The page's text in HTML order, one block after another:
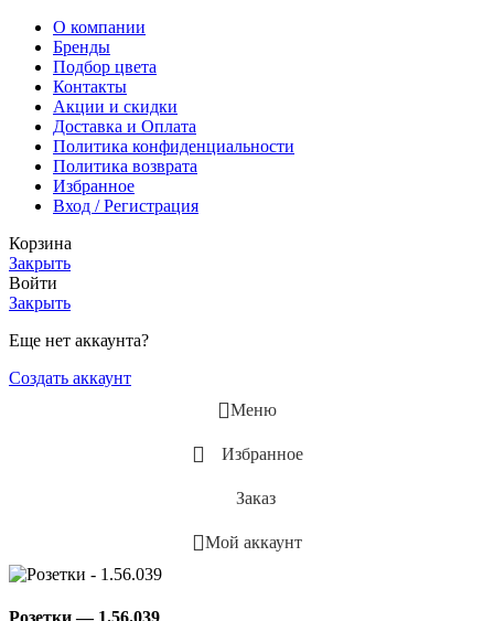
О компании
Бренды
Подбор цвета
Контакты
Акции и скидки
Доставка и Оплата
Политика конфиденциальности
Политика возврата
Избранное
Вход / Регистрация
Корзина
Закрыть
Войти
Закрыть
Еще нет аккаунта?
Создать аккаунт
Меню
Избранное
Заказ
Мой аккаунт
Розетки — 1.56.039